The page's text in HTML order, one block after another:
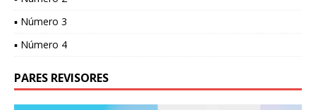
▪ Número 3
▪ Número 4
PARES REVISORES